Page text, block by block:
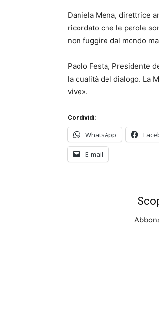
Daniela Mena, direttrice
ricordato che le parole
non fuggire dal mondo
Paolo Festa, Presidente
la qualità del dialogo. La
vive».
Condividi:
WhatsApp
E-mail